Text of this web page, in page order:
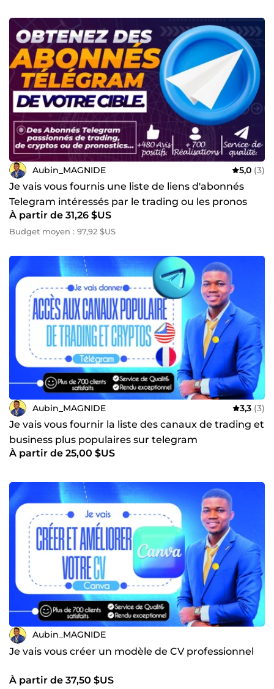
Aubin_MAGNIDE 5,0 (3)
Je vais vous fournis une liste de liens d'abonnés
Telegram intéressés par le trading ou les pronos
À partir de 31,26 $US
Budget moyen : 97,92 $US
Aubin_MAGNIDE 3,3 (3)
Je vais vous fournir la liste des canaux de trading et
business plus populaires sur telegram
À partir de 25,00 $US
Aubin_MAGNIDE
Je vais vous créer un modèle de CV professionnel
À partir de 37,50 $US